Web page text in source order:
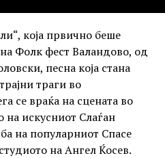
која првично беше
Фолк фест Валандово, од
песна која стана
траги во
се враќа на сцената во
на искусниот Слаѓан
на популарниот Спасе
на Ангел Ќосев.